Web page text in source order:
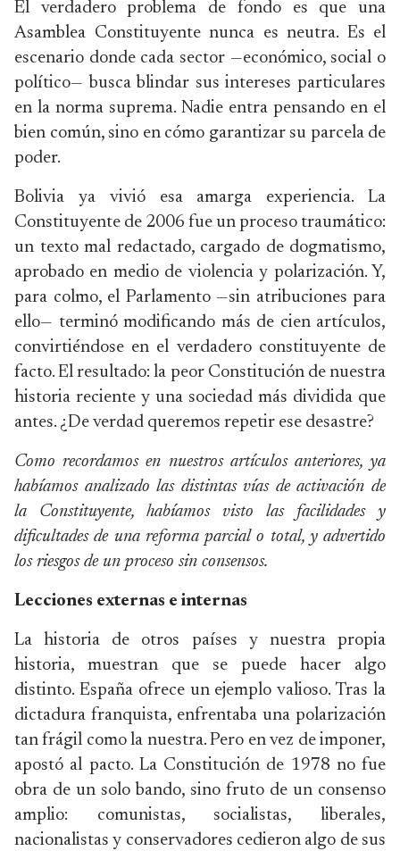
El verdadero problema de fondo es que una
Asamblea Constituyente nunca es neutra. Es el
escenario donde cada sector —económico, social o
político— busca blindar sus intereses particulares
en la norma suprema. Nadie entra pensando en el
bien común, sino en cómo garantizar su parcela de
poder.
Bolivia ya vivió esa amarga experiencia. La
Constituyente de 2006 fue un proceso traumático:
un texto mal redactado, cargado de dogmatismo,
aprobado en medio de violencia y polarización. Y,
para colmo, el Parlamento —sin atribuciones para
ello— terminó modificando más de cien artículos,
convirtiéndose en el verdadero constituyente de
facto. El resultado: la peor Constitución de nuestra
historia reciente y una sociedad más dividida que
antes. ¿De verdad queremos repetir ese desastre?
Como recordamos en nuestros artículos anteriores, ya
habíamos analizado las distintas vías de activación de
la Constituyente, habíamos visto las facilidades y
dificultades de una reforma parcial o total, y advertido
los riesgos de un proceso sin consensos.
Lecciones externas e internas
La historia de otros países y nuestra propia
historia, muestran que se puede hacer algo
distinto. España ofrece un ejemplo valioso. Tras la
dictadura franquista, enfrentaba una polarización
tan frágil como la nuestra. Pero en vez de imponer,
apostó al pacto. La Constitución de 1978 no fue
obra de un solo bando, sino fruto de un consenso
amplio: comunistas, socialistas, liberales,
nacionalistas y conservadores cedieron algo de sus